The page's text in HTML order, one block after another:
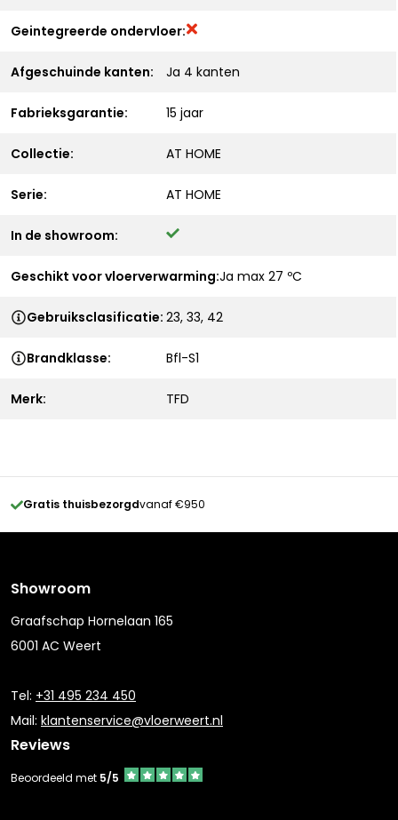
Geintegreerde ondervloer:
Afgeschuinde kanten: Ja 4 kanten
Fabrieksgarantie: 15 jaar
Collectie: AT HOME
Serie: AT HOME
In de showroom:
Geschikt voor vloerverwarming:Ja max 27 ºC
Gebruiksclasificatie: 23, 33, 42
Brandklasse: Bfl-S1
Merk: TFD
Gratis thuisbezorgdvanaf €950
Showroom
Graafschap Hornelaan 165
6001 AC Weert
Tel: +31 495 234 450
Mail: klantenservice@vloerweert.nl
Reviews
Beoordeeld met 5/5